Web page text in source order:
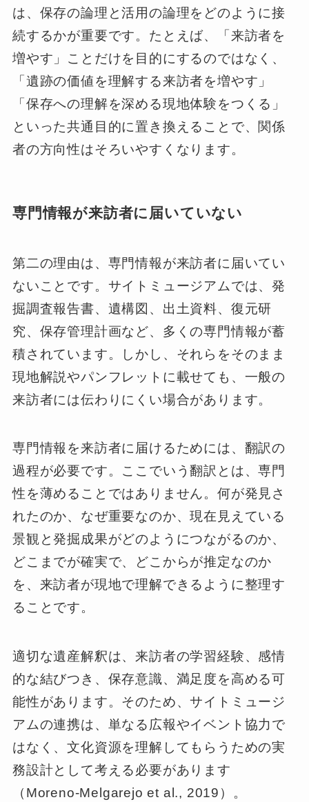
は、保存の論理と活用の論理をどのように接
続するかが重要です。たとえば、「来訪者を
増やす」ことだけを目的にするのではなく、
「遺跡の価値を理解する来訪者を増やす」
「保存への理解を深める現地体験をつくる」
といった共通目的に置き換えることで、関係
者の方向性はそろいやすくなります。
専門情報が来訪者に届いていない
第二の理由は、専門情報が来訪者に届いてい
ないことです。サイトミュージアムでは、発
掘調査報告書、遺構図、出土資料、復元研
究、保存管理計画など、多くの専門情報が蓄
積されています。しかし、それらをそのまま
現地解説やパンフレットに載せても、一般の
来訪者には伝わりにくい場合があります。
専門情報を来訪者に届けるためには、翻訳の
過程が必要です。ここでいう翻訳とは、専門
性を薄めることではありません。何が発見さ
れたのか、なぜ重要なのか、現在見えている
景観と発掘成果がどのようにつながるのか、
どこまでが確実で、どこからが推定なのか
を、来訪者が現地で理解できるように整理す
ることです。
適切な遺産解釈は、来訪者の学習経験、感情
的な結びつき、保存意識、満足度を高める可
能性があります。そのため、サイトミュージ
アムの連携は、単なる広報やイベント協力で
はなく、文化資源を理解してもらうための実
務設計として考える必要があります
（Moreno-Melgarejo et al., 2019）。